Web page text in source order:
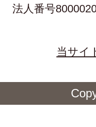
法人番号
当サイ